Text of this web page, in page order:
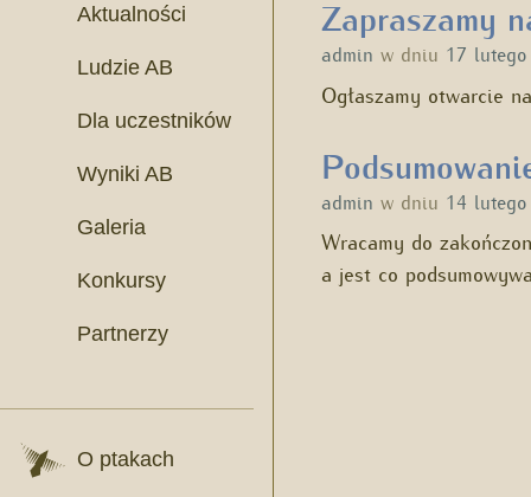
Aktualności
Ludzie AB
Dla uczestników
Wyniki AB
Galeria
Konkursy
Partnerzy
O ptakach
Zapraszamy
admin w dniu 17
Ogłaszamy otwarcie
admin w dniu 14
Wracamy do
a jest co